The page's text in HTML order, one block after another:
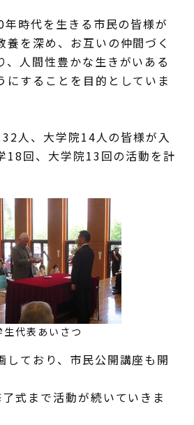
時代を生きる市民の皆様が
養を深め、お互いの仲間づく
、人間性豊かな生きがいある
にすることを目的としていま
人、大学院14人の皆様が入
18回、大学院13回の活動を計
生代表あいさつ
ており、市民公開講座も開
式まで活動が続いていきま